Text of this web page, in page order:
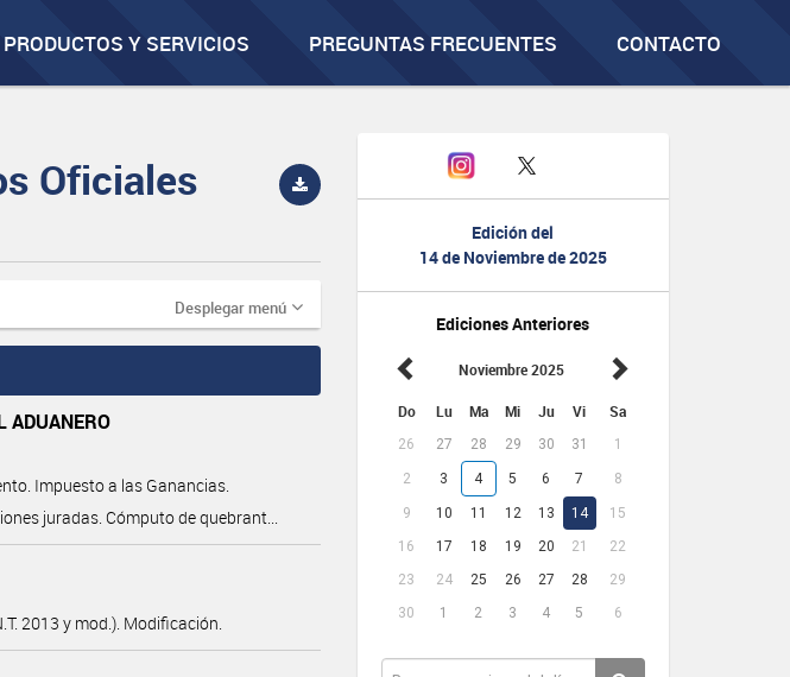
PRODUCTOS Y SERVICIOS PREGUNTAS FRECUENTES CONTACTO
Edición del
14 de Noviembre de 2025
Ediciones Anteriores
Noviembre 2025
Do Lu Ma Mi Ju Vi Sa
26 27 28 29 30 31 1
2 3 4 5 6 7 8
9 10 11 12 13 14
15
16
17 18 19 20 21
22
23
24 25 26 27 28
29
30
1 2 3 4 5 6
Oficiales
Desplegar menú
ADUANERO
Impuesto a las Ganancias.
juradas. Cómputo de quebrant...
2013 y mod.). Modificación.